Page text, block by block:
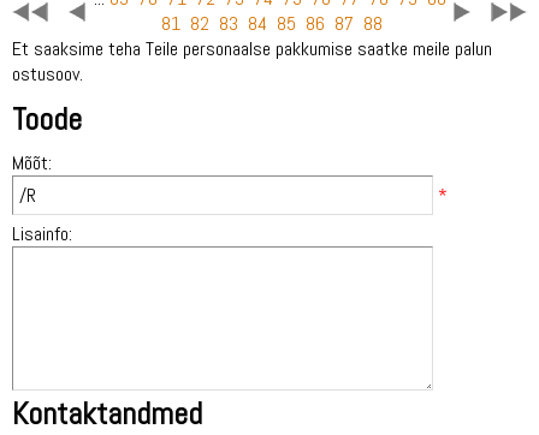
81 82 83 84 85 86 87 88
Et saaksime teha Teile personaalse pakkumise saatke meile palun
ostusoov.
Toode
Mõõt:
*
Lisainfo:
Kontaktandmed